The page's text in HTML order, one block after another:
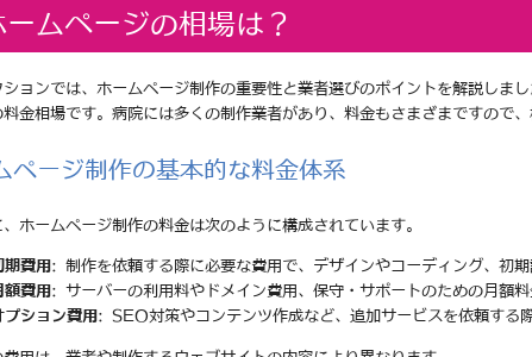
ムページの相場は？
ョンでは、ホームページ制作の重要性と業者選びのポイントを解説しま
料金相場です。病院には多くの制作業者があり、料金もさまざまですので
ページ制作の基本的な料金体系
ホームページ制作の料金は次のように構成されています。
期費用 : 制作を依頼する際に必要な費用で、デザインやコーディング、初期
額費用 : サーバーの利用料やドメイン費用、保守・サポートのための月額料
プション費用 : SEO対策やコンテンツ作成など、追加サービスを依頼する